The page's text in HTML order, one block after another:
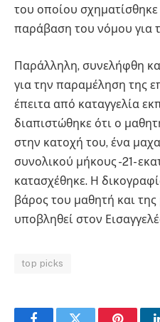
του οποίου σχηματίσθηκε
παράβαση του νόμου για
Παράλληλη, συνελήφθη
για την παραμέληση της
έπειτα από καταγγελία
διαπιστώθηκε ότι ο
στην κατοχή του, ένα
συνολικού μήκους -21-
κατασχέθηκε. Η
βάρος του μαθητή και
υποβληθεί στον
top picks